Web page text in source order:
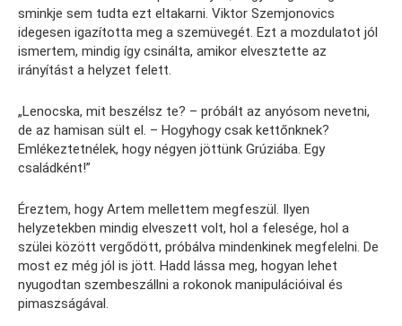
sminkje sem tudta ezt eltakarni. Viktor Szemjonovics
idegesen igazította meg a szemüvegét. Ezt a mozdulatot jól
ismertem, mindig így csinálta, amikor elvesztette az
irányítást a helyzet felett.
„Lenocska, mit beszélsz te? – próbált az anyósom nevetni,
de az hamisan sült el. – Hogyhogy csak kettőnknek?
Emlékeztetnélek, hogy négyen jöttünk Grúziába. Egy
családként!”
Éreztem, hogy Artem mellettem megfeszül. Ilyen
helyzetekben mindig elveszett volt, hol a felesége, hol a
szülei között vergődött, próbálva mindenkinek megfelelni. De
most ez még jól is jött. Hadd lássa meg, hogyan lehet
nyugodtan szembeszállni a rokonok manipulációival és
pimaszságával.